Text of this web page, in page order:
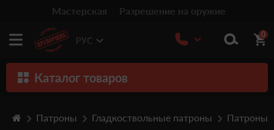
Мастерская Разрешение на оружие
РУС
0
Каталог товаров
Патроны Гладкоствольные патроны Патроны